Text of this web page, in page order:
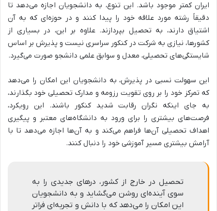
ایران کمتر موجود باشد. این تنوع، به دانشجویان اجازه می‌دهد تا
دقیقاً رشته مورد علاقه خود را پیدا کنند و در حوزه‌ای که به آن
اشتیاق دارند، به تحصیل بپردازند. علاوه بر این، در بسیاری از
کشورها، نیازی به شرکت در کنکور سراسری نیست و پذیرش بر اساس
شایستگی‌های تحصیلی، معدل و سوابق علمی دانشجو صورت می‌گیرد.
این سهولت نسبی در پذیرش، به دانشجویان این امکان را می‌دهد
که تمرکز خود را بر روی تقویت رزومه و مدارک تحصیلی خود بگذارند،
به جای اینکه نگران رقابت شدید کنکور باشند. این رویکرد،
فرصت‌های بیشتری را برای ورود به دانشگاه‌های معتبر و پیگیری
اهداف تحصیلی آن‌ها فراهم می‌کند و به آن‌ها اجازه می‌دهد تا با
آرامش بیشتری مسیر آموزشی خود را دنبال کنند.
تحصیل در خارج از کشور، درهای جدیدی را به
سوی آینده‌ای روشن می‌گشاید و به دانشجویان
این امکان را می‌دهد که با دانش و تجربه‌ای فراتر